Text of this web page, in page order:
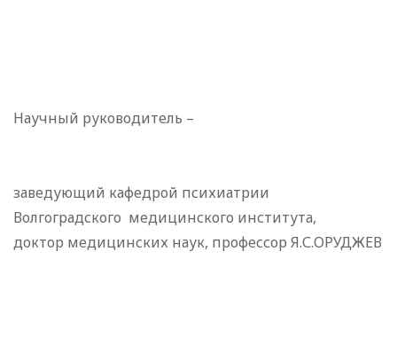
Научный руководитель –
заведующий кафедрой психиатрии
Волгоградского медицинского института,
доктор медицинских наук, профессор Я.С.ОРУДЖЕВ